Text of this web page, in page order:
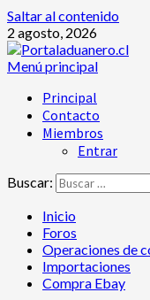
Saltar al contenido
2 agosto, 2026
Menú principal
Principal
Contacto
Miembros
Entrar
Buscar:
Inicio
Foros
Operaciones de
Importaciones
Compra Ebay